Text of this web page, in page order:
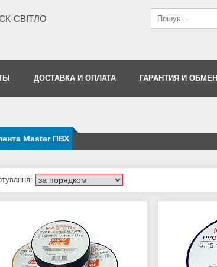
СВІТЛО
ДОСТАВКА И ОПЛАТА ГАРАНТИЯ И ОБМЕН
Master ПВХ